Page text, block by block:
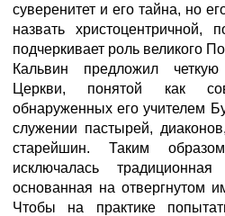
суверенитет и его тайна, но
назвать христоцентричной,
подчеркивает роль великого
Кальвин предложил четкую
Церкви, понятой как
обнаруженных его учителем
служении пастырей,
старейшин. Таким
исключалась
основанная на отвергнутом
Чтобы на практике